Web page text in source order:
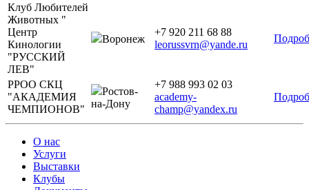
Клуб Любителей
Животных "
Центр
Кинологии
"РУССКИЙ
ЛЕВ"
Воронеж
+7 920 211 68 88
leorussvrn@yande.ru
РРОО СКЦ
"АКАДЕМИЯ
ЧЕМПИОНОВ"
Ростов-
на-Дону
+7 988 993 02 03
academy-
champ@yandex.ru
О нас
Услуги
Выставки
Клубы